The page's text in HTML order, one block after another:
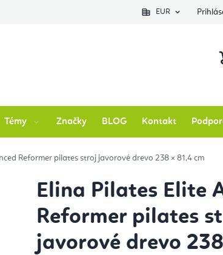
EUR
Témy Značky BLOG Kontakt
Reformer pilates stroj javorové drevo 238 × 81,4 cm
Elina Pilates Elite
Reformer pilates
javorové drevo